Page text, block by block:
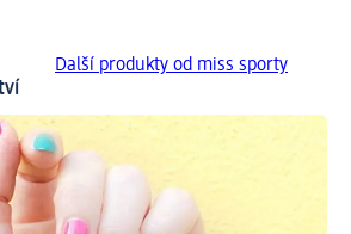
Další produkty od miss sporty